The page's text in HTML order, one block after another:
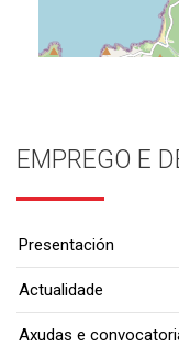
EMPREGO E
Presentación
Actualidade
Axudas e